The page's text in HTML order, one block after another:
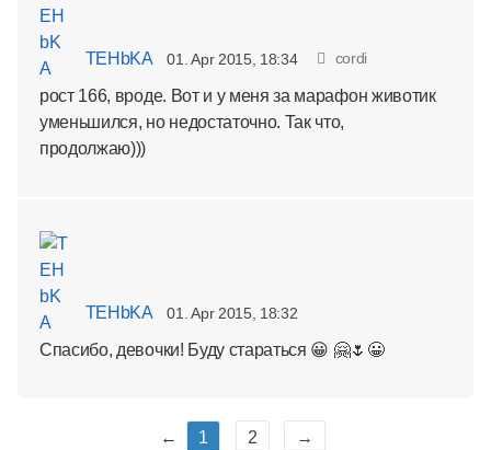
TEHbKA 01. Apr 2015, 18:34 cordi
рост 166, вроде. Вот и у меня за марафон животик
уменьшился, но недостаточно. Так что,
продолжаю)))
TEHbKA 01. Apr 2015, 18:32
Спасибо, девочки! Буду стараться 😀 🤗🌷😀
← 1 2 →